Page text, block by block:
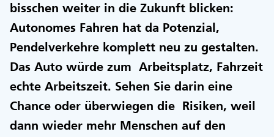
bisschen weiter in die Zukunft blicken:
Autonomes Fahren hat da Potenzial,
Pendelverkehre komplett neu zu gestalten.
Das Auto würde zum Arbeitsplatz, Fahrzeit
echte Arbeitszeit. Sehen Sie darin eine
Chance oder überwiegen die Risiken, weil
dann wieder mehr Menschen auf den